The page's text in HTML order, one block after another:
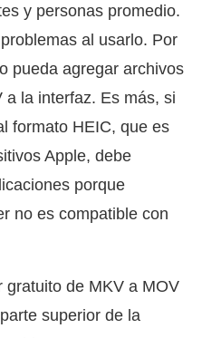
y personas promedio.
al usarlo. Por
pueda agregar archivos
la interfaz. Es más, si
formato HEIC, que es
Apple, debe
porque
no es compatible con
gratuito de MKV a MOV
superior de la